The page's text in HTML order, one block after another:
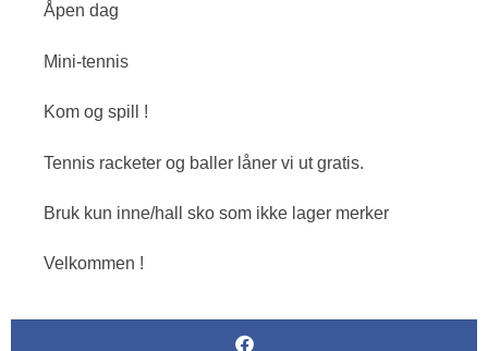
Åpen dag
Mini-tennis
Kom og spill !
Tennis racketer og baller låner vi ut gratis.
Bruk kun inne/hall sko som ikke lager merker
Velkommen !